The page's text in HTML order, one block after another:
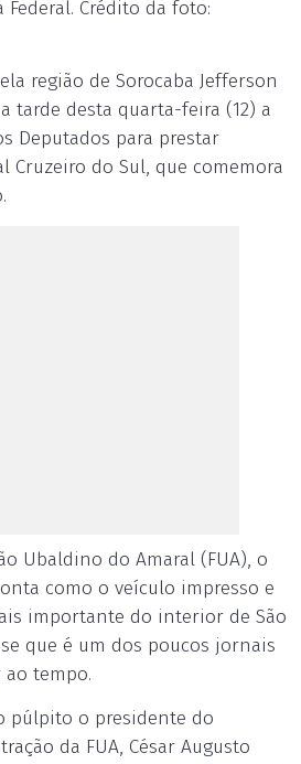
Crédito da foto:
região de Sorocaba Jefferson
tarde desta quarta-feira (12) a
Deputados para prestar
Cruzeiro do Sul, que comemora
Ubaldino do Amaral (FUA), o
como o veículo impresso e
importante do interior de São
que é um dos poucos jornais
tempo.
púlpito o presidente do
da FUA, César Augusto